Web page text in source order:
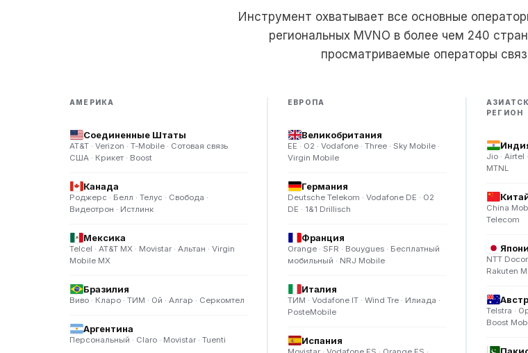
Инструмент охватывает все основные
региональных MVNO в более чем 240
просматриваемые операторы
АМЕРИКА
Соединенные Штаты
AT&T · Verizon · T-Mobile · Сотовая связь
США · Крикет · Boost
Канада
Роджерс · Белл · Телус · Свобода ·
Видеотрон · Истлинк
Мексика
Telcel · AT&T MX · Movistar · Альтан · Virgin
Mobile MX
Бразилия
Виво · Кларо · ТИМ · Ой · Алгар · Серкомтел
Аргентина
Персональный · Claro · Movistar · Tuenti
ЕВРОПА
Великобритания
EE · O2 · Vodafone · Three · Sky Mobile ·
Virgin Mobile
Германия
Deutsche Telekom · Vodafone DE · O2
DE · 1&1 Drillisch
Франция
Orange · SFR · Bouygues · Бесплатный
мобильный · NRJ Mobile
Италия
ТИМ · Vodafone IT · Wind Tre · Илиада ·
PosteMobile
Испания
РЕГИОН
Jio · Airtel
MTNL
China
Telecom
NTT
Rakuten
Telstra ·
Boost